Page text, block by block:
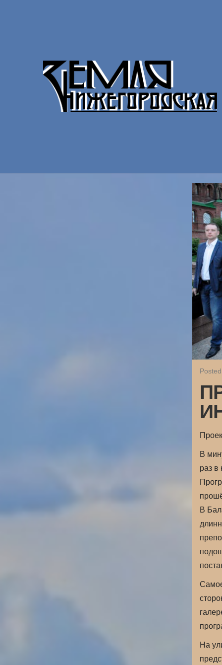
В
раз в
В
На